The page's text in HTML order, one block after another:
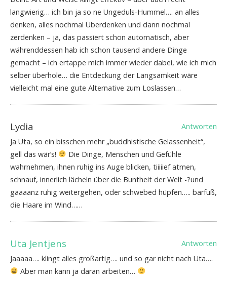
langwierig… ich bin ja so ne Ungeduls-Hummel…. an alles
denken, alles nochmal Überdenken und dann nochmal
zerdenken – ja, das passiert schon automatisch, aber
währenddessen hab ich schon tausend andere Dinge
gemacht – ich ertappe mich immer wieder dabei, wie ich mich
selber überhole… die Entdeckung der Langsamkeit wäre
vielleicht mal eine gute Alternative zum Loslassen…
Lydia
Antworten
Ja Uta, so ein bisschen mehr „buddhistische Gelassenheit“,
gell das wär’s!
Die Dinge, Menschen und Gefühle
wahrnehmen, ihnen ruhig ins Auge blicken, tiiiiief atmen,
schnauf, innerlich lächeln über die Buntheit der Welt -?und
gaaaanz ruhig weitergehen, oder schwebed hüpfen….. barfuß,
die Haare im Wind……
Uta Jentjens
Antworten
Jaaaaa…. klingt alles großartig…. und so gar nicht nach Uta….
Aber man kann ja daran arbeiten…